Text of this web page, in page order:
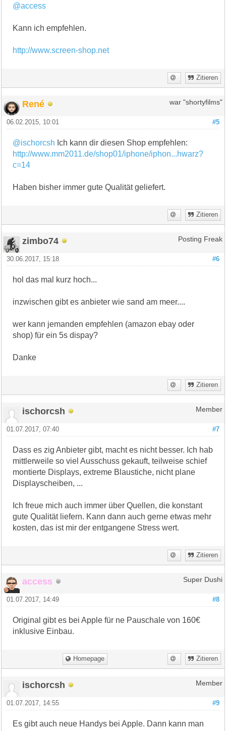
@access
Kann ich empfehlen.
http://www.screen-shop.net
Zitieren
René war "shortyfilms"
#5
06.02.2015, 10:01
@ischorcsh Ich kann dir diesen Shop empfehlen:
http://www.mm2011.de/shop01/iphone/iphon...hwarz?
c=14
Haben bisher immer gute Qualität geliefert.
Zitieren
zimbo74 Posting Freak
#6
30.06.2017, 15:18
hol das mal kurz hoch...
inzwischen gibt es anbieter wie sand am meer....
wer kann jemanden empfehlen (amazon ebay oder
shop) für ein 5s dispay?
Danke
Zitieren
ischorcsh Member
#7
01.07.2017, 07:40
Dass es zig Anbieter gibt, macht es nicht besser. Ich hab
mittlerweile so viel Ausschuss gekauft, teilweise schief
montierte Displays, extreme Blaustiche, nicht plane
Displayscheiben, ...
Ich freue mich auch immer über Quellen, die konstant
gute Qualität liefern. Kann dann auch gerne etwas mehr
kosten, das ist mir der entgangene Stress wert.
Zitieren
access Super Dushi
#8
01.07.2017, 14:49
Original gibt es bei Apple für ne Pauschale von 160€
inklusive Einbau.
Homepage Zitieren
ischorcsh Member
#9
01.07.2017, 14:55
Es gibt auch neue Handys bei Apple. Dann kann man